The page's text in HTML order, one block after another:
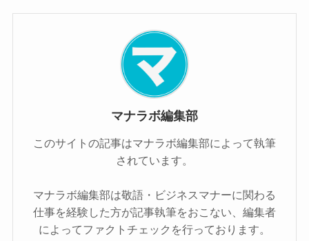
マナラボ編集部
このサイトの記事はマナラボ編集部によって執筆
されています。
マナラボ編集部は敬語・ビジネスマナーに関わる
仕事を経験した方が記事執筆をおこない、編集者
によってファクトチェックを行っております。